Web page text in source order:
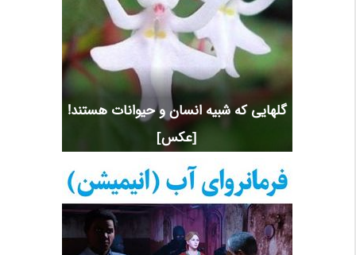
گلهایی که شبیه انسان و حیوانات هستند!
[عکس]